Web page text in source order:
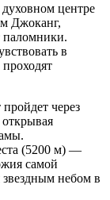
центре
Джоканг,
паломники.
в
через
(5200 м) —
самой
небом в